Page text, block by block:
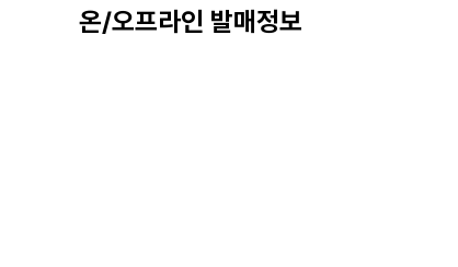
온/오프라인 발매정보